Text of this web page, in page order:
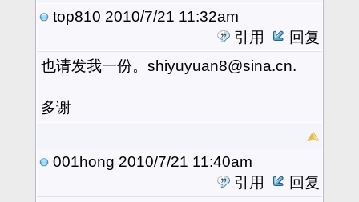
top810 2010/7/21 11:32am
引用
回复
也请发我一份。shiyuyuan8@sina.cn.
多谢
001hong 2010/7/21 11:40am
引用
回复